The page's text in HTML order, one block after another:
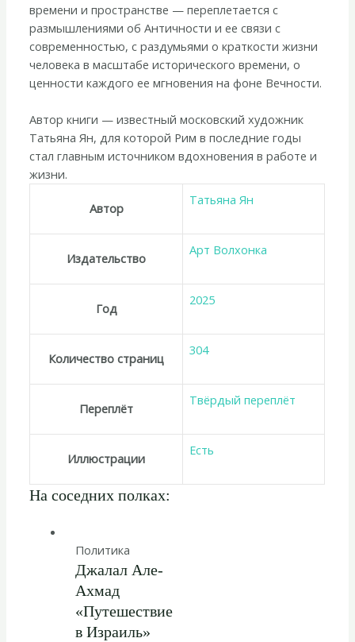
времени и пространстве — переплетается с
размышлениями об Античности и ее связи с
современностью, с раздумьями о краткости жизни
человека в масштабе исторического времени, о
ценности каждого ее мгновения на фоне Вечности.
Автор книги — известный московский художник
Татьяна Ян, для которой Рим в последние годы
стал главным источником вдохновения в работе и
жизни.
Автор
Татьяна Ян
Издательство
Арт Волхонка
Год
2025
Количество страниц
304
Переплёт
Твёрдый переплёт
Иллюстрации
Есть
На соседних полках:
Политика
Джалал Але-
Ахмад
«Путешествие
в Израиль»